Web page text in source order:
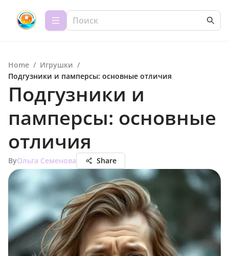
Home / Игрушки /
Подгузники и памперсы: основные отличия
Подгузники и
памперсы: основные
отличия
ByОльга Семенова Share